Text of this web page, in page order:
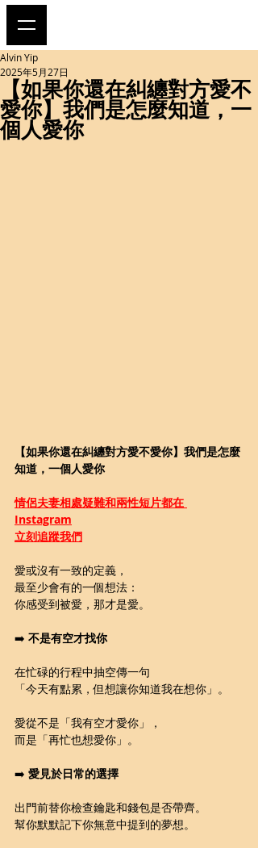
【如果你還在糾纏對方愛不
愛你】我們是怎麼知道，一
個人愛你
Alvin Yip
2025年5月27日
【如果你還在糾纏對方愛不愛你】我們是怎麼
知道，一個人愛你
情侶夫妻相處疑難和兩性短片都在
Instagram
立刻追蹤我們
愛或沒有一致的定義，
最至少會有的一個想法：
你感受到被愛，那才是愛。
➡️ 不是有空才找你
在忙碌的行程中抽空傳一句
「今天有點累，但想讓你知道我在想你」。
愛從不是「我有空才愛你」，
而是「再忙也想愛你」。
➡️ 愛見於日常的選擇
出門前替你檢查鑰匙和錢包是否帶齊。
幫你默默記下你無意中提到的夢想。